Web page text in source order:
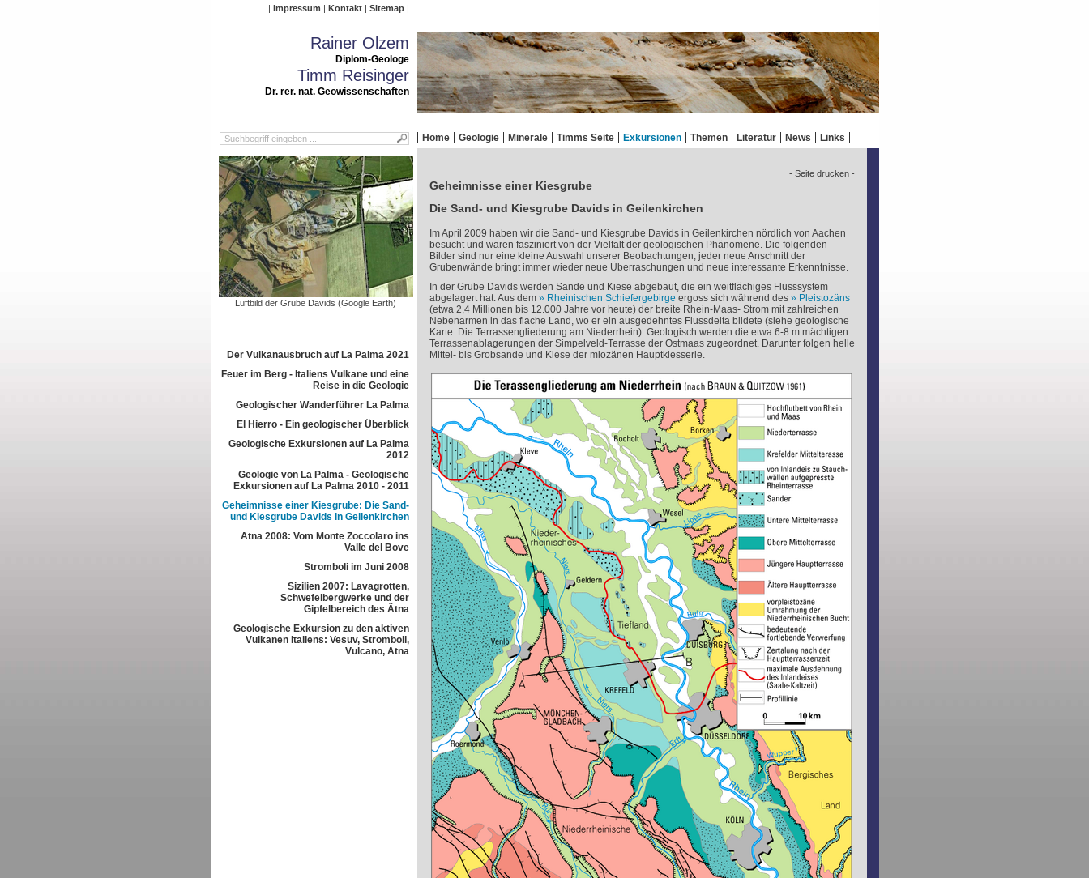
Impressum Kontakt Sitemap
Rainer Olzem
Diplom-Geologe
Timm Reisinger
Dr. rer. nat. Geowissenschaften
Home Geologie Minerale Timms Seite Exkursionen Themen Literatur News Links
Luftbild der Grube Davids (Google Earth)
Der Vulkanausbruch auf La Palma 2021
Feuer im Berg - Italiens Vulkane und eine
Reise in die Geologie
Geologischer Wanderführer La Palma
El Hierro - Ein geologischer Überblick
Geologische Exkursionen auf La Palma
2012
Geologie von La Palma - Geologische
Exkursionen auf La Palma 2010 - 2011
Geheimnisse einer Kiesgrube: Die Sand-
und Kiesgrube Davids in Geilenkirchen
Ätna 2008: Vom Monte Zoccolaro ins
Valle del Bove
Stromboli im Juni 2008
Sizilien 2007: Lavagrotten,
Schwefelbergwerke und der
Gipfelbereich des Ätna
Geologische Exkursion zu den aktiven
Vulkanen Italiens: Vesuv, Stromboli,
Vulcano, Ätna
- Seite drucken -
Geheimnisse einer Kiesgrube
Die Sand- und Kiesgrube Davids in Geilenkirchen
Im April 2009 haben wir die Sand- und Kiesgrube Davids in Geilenkirchen nördlich von Aachen
besucht und waren fasziniert von der Vielfalt der geologischen Phänomene. Die folgenden
Bilder sind nur eine kleine Auswahl unserer Beobachtungen, jeder neue Anschnitt der
Grubenwände bringt immer wieder neue Überraschungen und neue interessante Erkenntnisse.
In der Grube Davids werden Sande und Kiese abgebaut, die ein weitflächiges Flusssystem
abgelagert hat. Aus dem
Rheinischen Schiefergebirge ergoss sich während des
Pleistozäns
(etwa 2,4 Millionen bis 12.000 Jahre vor heute) der breite Rhein-Maas- Strom mit zahlreichen
Nebenarmen in das flache Land, wo er ein ausgedehntes Flussdelta bildete (siehe geologische
Karte: Die Terrassengliederung am Niederrhein). Geologisch werden die etwa 6-8 m mächtigen
Terrassenablagerungen der Simpelveld-Terrasse der Ostmaas zugeordnet. Darunter folgen helle
Mittel- bis Grobsande und Kiese der miozänen Hauptkiesserie.